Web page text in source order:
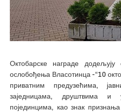
Октобарске награде
ослобођења Власотинца -“10
приватним предузећима,
заједницама, друштвима и
појединцима, као знак